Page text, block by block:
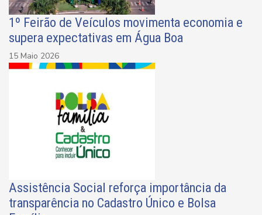
1º Feirão de Veículos movimenta economia e
supera expectativas em Água Boa
15 Maio 2026
Assistência Social reforça importância da
transparência no Cadastro Único e Bolsa